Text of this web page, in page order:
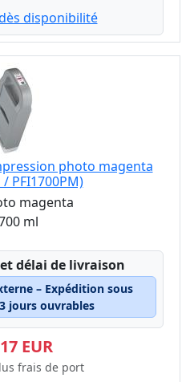
disponibilité
photo magenta
/ PFI1700PM)
magenta
ml
délai de livraison
– Expédition sous
jours ouvrables
EUR
frais de port